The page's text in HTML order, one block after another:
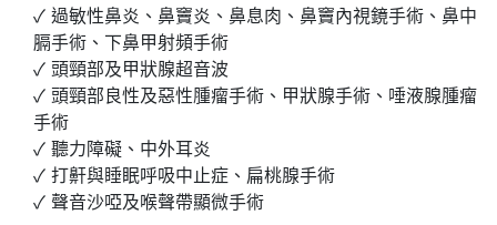
過敏性鼻炎、鼻竇炎、鼻息肉、鼻竇內視鏡手術、鼻中
膈手術、下鼻甲射頻手術
頭頸部及甲狀腺超音波
頭頸部良性及惡性腫瘤手術、甲狀腺手術、唾液腺腫瘤
手術
聽力障礙、中外耳炎
打鼾與睡眠呼吸中止症、扁桃腺手術
聲音沙啞及喉聲帶顯微手術